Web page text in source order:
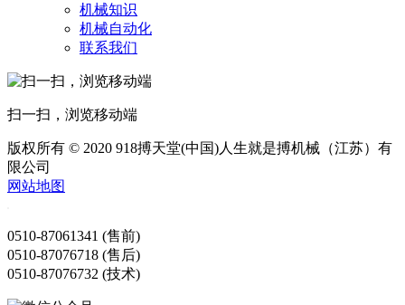
机械知识
机械自动化
联系我们
扫一扫，浏览移动端
版权所有 © 2020 918搏天堂(中国)人生就是搏机械（江苏）有
限公司
网站地图
0510-87061341 (售前)
0510-87076718 (售后)
0510-87076732 (技术)